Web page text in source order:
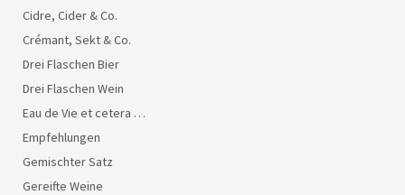
Cidre, Cider & Co.
Crémant, Sekt & Co.
Drei Flaschen Bier
Drei Flaschen Wein
Eau de Vie et cetera …
Empfehlungen
Gemischter Satz
Gereifte Weine